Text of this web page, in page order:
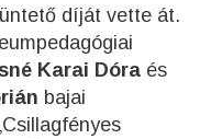
díját vette át.
Karai Dóra és
bajai